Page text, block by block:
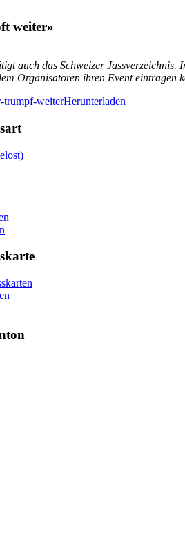
weiter»
auch das Schweizer
Organisatoren ihren Event eintragen
trumpf-weiterHerunterladen